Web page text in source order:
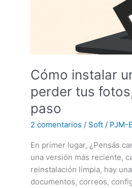
Cómo instalar
perder tus
paso
2 comentarios / Soft / PJM-
En primer lugar, ¿Pensás
una versión más reciente,
reinstalación limpia, hay
documentos, correos,